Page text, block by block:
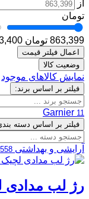
از
تومان
863,399 تومان 863,400
اعمال فیلتر قیمت
وضعیت کالا
نمایش کالاهای موجود
فیلتر بر اساس برند:
Garnier 11
فیلتر بر اساس دسته
آرایشی و بهداشتی 558
رژ لب مدادی